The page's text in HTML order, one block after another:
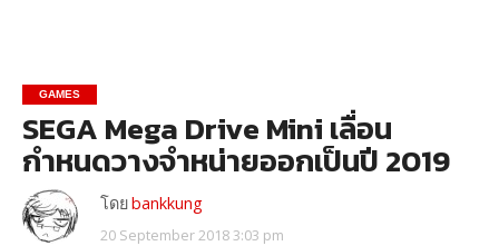
GAMES
SEGA Mega Drive Mini เลื่อน
กำหนดวางจำหน่ายออกเป็นปี 2019
โดยbankkung
20 September 2018 3:03 pm